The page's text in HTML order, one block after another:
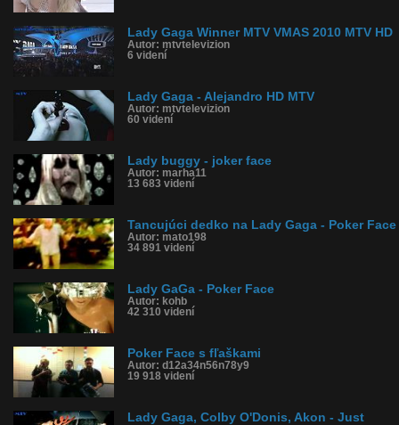
Lady Gaga Winner MTV VMAS 2010 MTV HD
Autor: mtvtelevizion
6 videní
Lady Gaga - Alejandro HD MTV
Autor: mtvtelevizion
60 videní
Lady buggy - joker face
Autor: marha11
13 683 videní
Tancujúci dedko na Lady Gaga - Poker Face
Autor: mato198
34 891 videní
Lady GaGa - Poker Face
Autor: kohb
42 310 videní
Poker Face s fľaškami
Autor: d12a34n56n78y9
19 918 videní
Lady Gaga, Colby O'Donis, Akon - Just